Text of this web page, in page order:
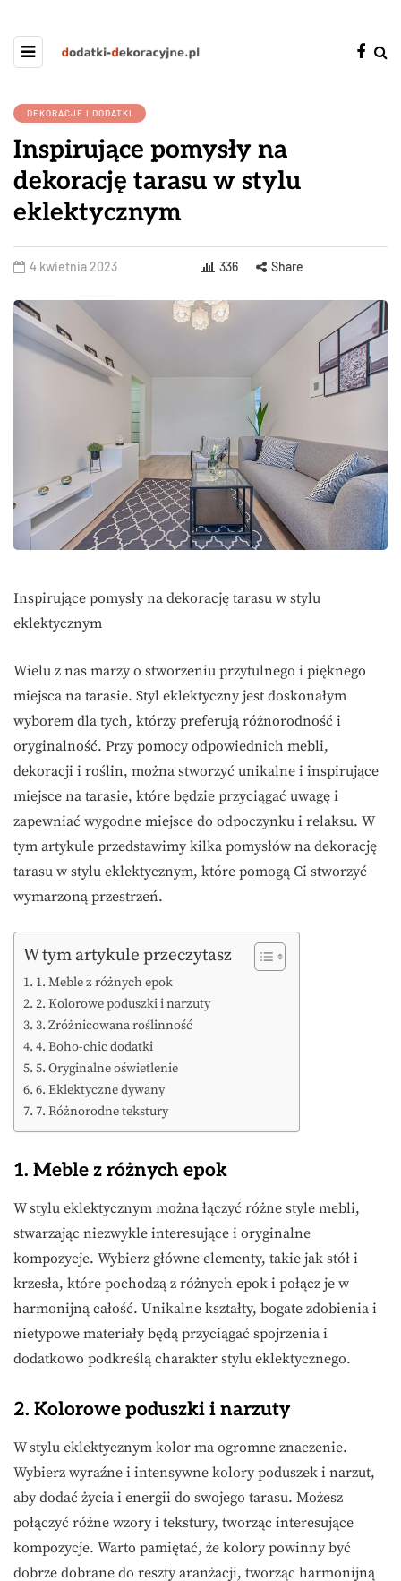
DEKORACJE I DODATKI
Inspirujące pomysły na
dekorację tarasu w stylu
eklektycznym
4 kwietnia 2023 336 Share
Inspirujące pomysły na dekorację tarasu w stylu
eklektycznym
Wielu z nas marzy o stworzeniu przytulnego i pięknego
miejsca na tarasie. Styl eklektyczny jest doskonałym
wyborem dla tych, którzy preferują różnorodność i
oryginalność. Przy pomocy odpowiednich mebli,
dekoracji i roślin, można stworzyć unikalne i inspirujące
miejsce na tarasie, które będzie przyciągać uwagę i
zapewniać wygodne miejsce do odpoczynku i relaksu. W
tym artykule przedstawimy kilka pomysłów na dekorację
tarasu w stylu eklektycznym, które pomogą Ci stworzyć
wymarzoną przestrzeń.
W tym artykule przeczytasz
1. Meble z różnych epok
2. Kolorowe poduszki i narzuty
3. Zróżnicowana roślinność
4. Boho-chic dodatki
5. Oryginalne oświetlenie
6. Eklektyczne dywany
7. Różnorodne tekstury
1. Meble z różnych epok
W stylu eklektycznym można łączyć różne style mebli,
stwarzając niezwykle interesujące i oryginalne
kompozycje. Wybierz główne elementy, takie jak stół i
krzesła, które pochodzą z różnych epok i połącz je w
harmonijną całość. Unikalne kształty, bogate zdobienia i
nietypowe materiały będą przyciągać spojrzenia i
dodatkowo podkreślą charakter stylu eklektycznego.
2. Kolorowe poduszki i narzuty
W stylu eklektycznym kolor ma ogromne znaczenie.
Wybierz wyraźne i intensywne kolory poduszek i narzut,
aby dodać życia i energii do swojego tarasu. Możesz
połączyć różne wzory i tekstury, tworząc interesujące
kompozycje. Warto pamiętać, że kolory powinny być
dobrze dobrane do reszty aranżacji, tworząc harmonijną